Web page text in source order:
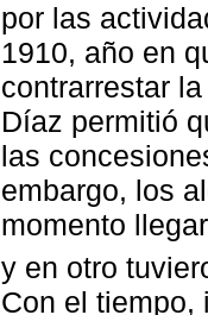
por las
1910, año en
contrarrestar
Díaz permitió
las
embargo, los
momento
y en otro
Con el tiempo,